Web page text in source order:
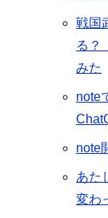
戦国
る？
みた
note
note
あた
変わ